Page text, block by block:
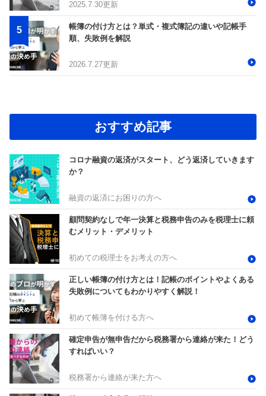
2025.7.30更新
帳簿の付け方とは？単式・複式簿記の違いや記帳手
順、失敗例を解説
2026.7.27更新
おすすめ記事
コロナ融資の返済がスタート、どう返済していきます
か？
融資の返済にお困りの方へ
顧問契約なしで年一決算と税務申告のみを税理士に頼
むメリット・デメリット
初めての税理士をお考えの方へ
正しい帳簿の付け方とは！記帳のポイントやよくある
失敗例についてもわかりやすく解説！
初めて帳簿を付ける方へ
確定申告が無申告だから税務署から連絡が来た！どう
すればいい？
税務署から連絡が来た方へ